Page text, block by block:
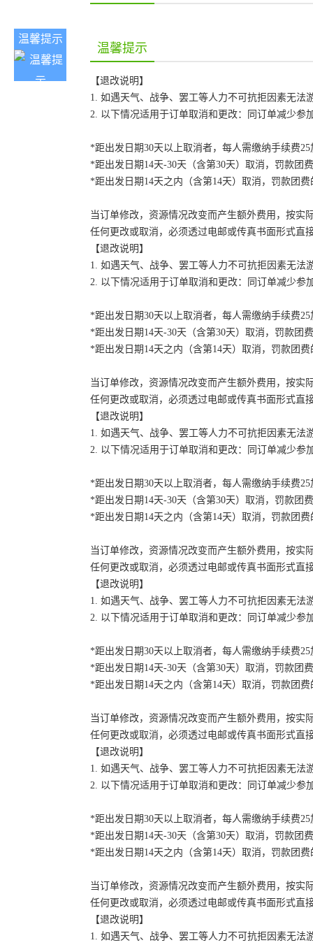
温馨提示
温馨提示
【退改说明】
1. 如遇天气、战争、罢工等人力不可抗拒因素无
2. 以下情况适用于订单取消和更改：同订单减少
*距出发日期30天以上取消者，每人需缴纳手续费
*距出发日期14天-30天（含第30天）取消，罚款团
*距出发日期14天之内（含第14天）取消，罚款团费
当订单修改，资源情况改变而产生额外费用，按实
任何更改或取消，必须透过电邮或传真书面形式直
【退改说明】
1. 如遇天气、战争、罢工等人力不可抗拒因素无
2. 以下情况适用于订单取消和更改：同订单减少
*距出发日期30天以上取消者，每人需缴纳手续费
*距出发日期14天-30天（含第30天）取消，罚款团
*距出发日期14天之内（含第14天）取消，罚款团费
当订单修改，资源情况改变而产生额外费用，按实
任何更改或取消，必须透过电邮或传真书面形式直
【退改说明】
1. 如遇天气、战争、罢工等人力不可抗拒因素无
2. 以下情况适用于订单取消和更改：同订单减少
*距出发日期30天以上取消者，每人需缴纳手续费
*距出发日期14天-30天（含第30天）取消，罚款团
*距出发日期14天之内（含第14天）取消，罚款团费
当订单修改，资源情况改变而产生额外费用，按实
任何更改或取消，必须透过电邮或传真书面形式直
【退改说明】
1. 如遇天气、战争、罢工等人力不可抗拒因素无
2. 以下情况适用于订单取消和更改：同订单减少
*距出发日期30天以上取消者，每人需缴纳手续费
*距出发日期14天-30天（含第30天）取消，罚款团
*距出发日期14天之内（含第14天）取消，罚款团费
当订单修改，资源情况改变而产生额外费用，按实
任何更改或取消，必须透过电邮或传真书面形式直
【退改说明】
1. 如遇天气、战争、罢工等人力不可抗拒因素无
2. 以下情况适用于订单取消和更改：同订单减少
*距出发日期30天以上取消者，每人需缴纳手续费
*距出发日期14天-30天（含第30天）取消，罚款团
*距出发日期14天之内（含第14天）取消，罚款团费
当订单修改，资源情况改变而产生额外费用，按实
任何更改或取消，必须透过电邮或传真书面形式直
【退改说明】
1. 如遇天气、战争、罢工等人力不可抗拒因素无